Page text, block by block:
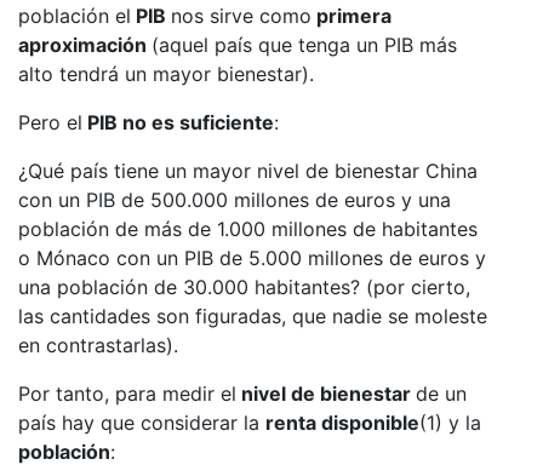
población el PIB nos sirve como primera
aproximación (aquel país que tenga un PIB más
alto tendrá un mayor bienestar).
Pero el PIB no es suficiente:
¿Qué país tiene un mayor nivel de bienestar China
con un PIB de 500.000 millones de euros y una
población de más de 1.000 millones de habitantes
o Mónaco con un PIB de 5.000 millones de euros y
una población de 30.000 habitantes? (por cierto,
las cantidades son figuradas, que nadie se moleste
en contrastarlas).
Por tanto, para medir el nivel de bienestar de un
país hay que considerar la renta disponible(1) y la
población: